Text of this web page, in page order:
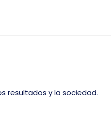
resultados y la sociedad.